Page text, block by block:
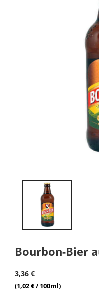
Bourbon-Bier
3,36 €
(1,02 € / 100ml)